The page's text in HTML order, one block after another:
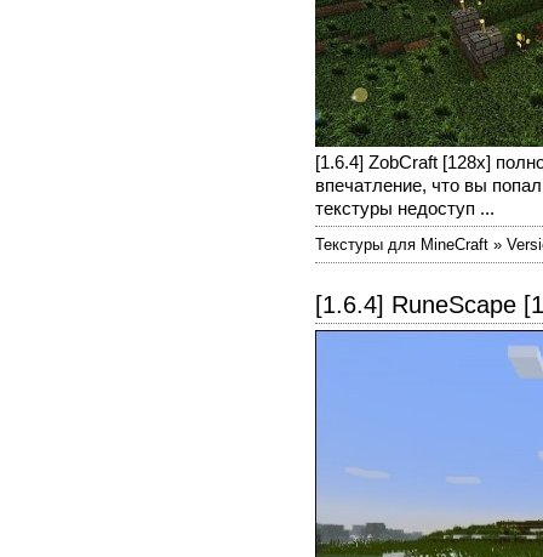
[1.6.4] ZobCraft [128x]
впечатление, что вы
текстуры недоступ ...
Текстуры для MineCraft »
[1.6.4] RuneScape